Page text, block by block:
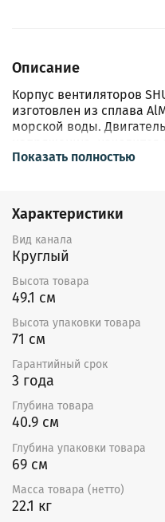
Описание
Корпус вентиляторов
изготовлен из сплава
морской воды.
Вентилятор
вентилятора,
безопасности при
для сбора жира с
предназначен для
удаляемом воздухе.
вентиляторов
напряжения за счет
трансформаторов TRT
можно подключить
условии, что общий ток
номинальный ток
вентиляторов встроены
требующие
термореле. В случае
регуляторов скорости
Показать полностью
Характеристики
Вид канала
Круглый
Высота товара
49.1 см
Высота упаковки товара
71 см
Гарантийный срок
3 года
Глубина товара
40.9 см
Глубина упаковки товара
69 см
Масса товара (нетто)
22.1 кг